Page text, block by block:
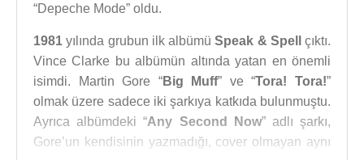
“Depeche Mode” oldu.
1981 yılında grubun ilk albümüSpeak & Spell
çıktı.
Vince Clarke bu albümün altında yatan en önemli
isimdi. Martin Gore “Big Muff” ve “Tora! Tora!”
olmak üzere sadece iki şarkıya katkıda bulunmuştu.
Ayrıca albümdeki “Any Second Now” adlı şarkı,
Gore’un kendisinin yazmadığı, cover olmayan aynı